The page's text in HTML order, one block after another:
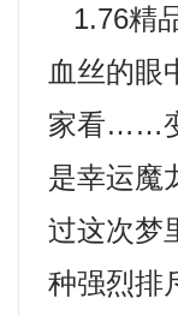
1.76精
血丝的眼
家看……
是幸运魔
过这次梦
种强烈排